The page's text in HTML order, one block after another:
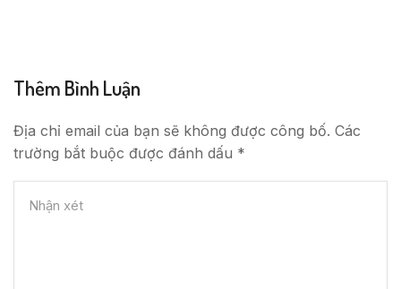
Thêm Bình Luận
Địa chỉ email của bạn sẽ không được công bố. Các
trường bắt buộc được đánh dấu *